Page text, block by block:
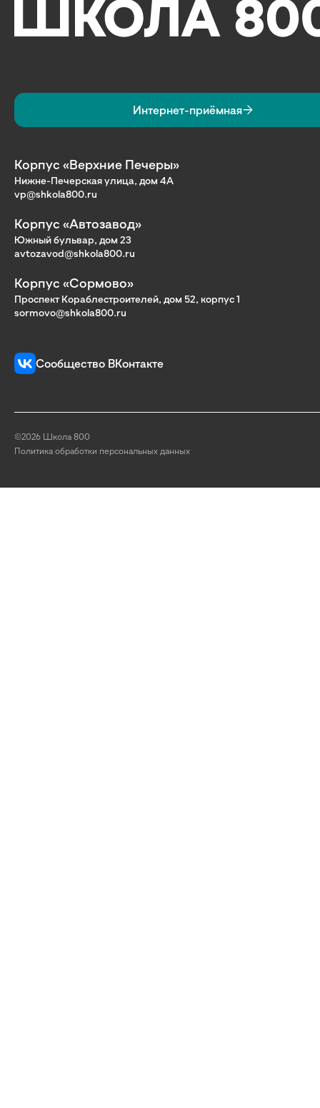
Интернет-приёмная
Корпус «Верхние Печеры»
Нижне-Печерская улица, дом 4А
vp@shkola800.ru
Корпус «Автозавод»
Южный бульвар, дом 23
avtozavod@shkola800.ru
Корпус «Сормово»
Проспект Кораблестроителей, дом 52, корпус 1
sormovo@shkola800.ru
Сообщество ВКонтакте
©2026 Школа 800
Политика обработки персональных данных